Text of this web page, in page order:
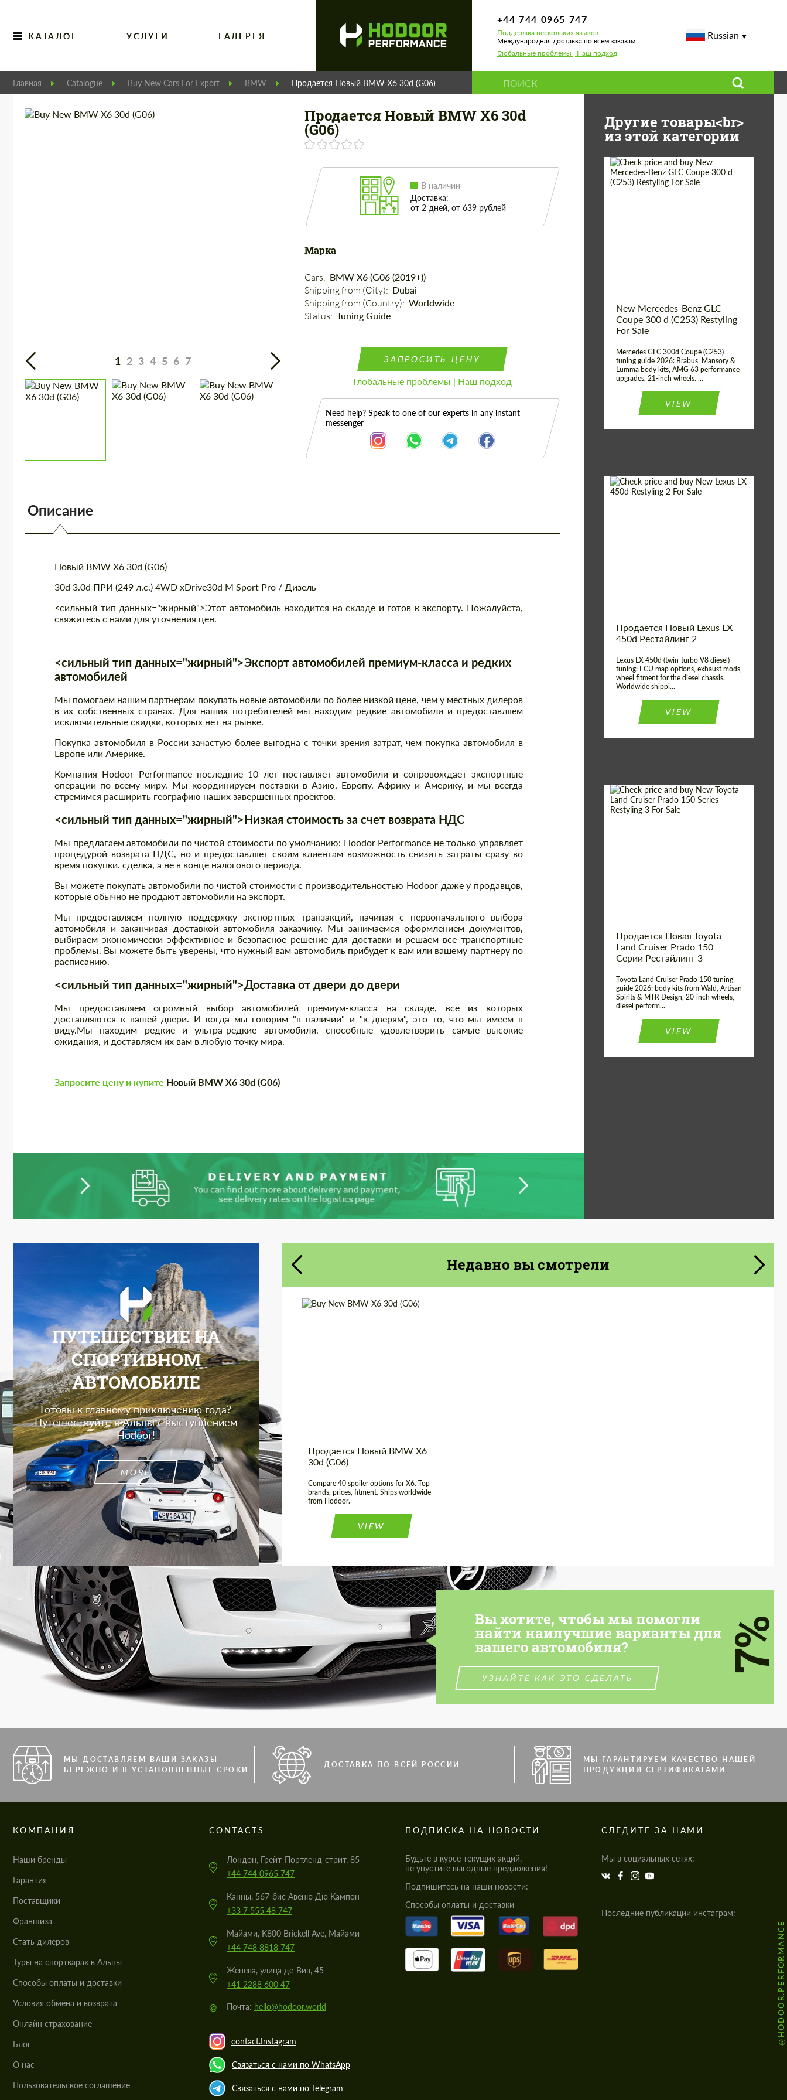
КАТАЛОГ УСЛУГИ ГАЛЕРЕЯ
+44 744 0965 747
Поддержка нескольких языков
Международная доставка по всем заказам
Глобальные проблемы | Наш подход
Russian
Главная Catalogue Buy New Cars For Export BMW Продается Новый BMW X6 30d (G06)
1 2 3 4 5 6 7
Продается Новый BMW X6 30d
(G06)
В наличии
Доставка:
от 2 дней, от 639 рублей
Марка
Cars: BMW X6 (G06 (2019+))
Shipping from (Сity): Dubai
Shipping from (Country): Worldwide
Status: Tuning Guide
ЗАПРОСИТЬ ЦЕНУ
Глобальные проблемы | Наш подход
Need help? Speak to one of our experts in any instant
messenger
Описание
Новый BMW X6 30d (G06)
30d 3.0d ПРИ (249 л.с.) 4WD xDrive30d M Sport Pro / Дизель
<сильный тип данных="жирный">Этот автомобиль находится на складе и готов к экспорту. Пожалуйста,
свяжитесь с нами для уточнения цен.
<сильный тип данных="жирный">Экспорт автомобилей премиум-класса и редких
автомобилей
Мы помогаем нашим партнерам покупать новые автомобили по более низкой цене, чем у местных дилеров
в их собственных странах. Для наших потребителей мы находим редкие автомобили и предоставляем
исключительные скидки, которых нет на рынке.
Покупка автомобиля в России зачастую более выгодна с точки зрения затрат, чем покупка автомобиля в
Европе или Америке.
Компания Hodoor Performance последние 10 лет поставляет автомобили и сопровождает экспортные
операции по всему миру. Мы координируем поставки в Азию, Европу, Африку и Америку, и мы всегда
стремимся расширить географию наших завершенных проектов.
<сильный тип данных="жирный">Низкая стоимость за счет возврата НДС
Мы предлагаем автомобили по чистой стоимости по умолчанию: Hoodor Performance не только управляет
процедурой возврата НДС, но и предоставляет своим клиентам возможность снизить затраты сразу во
время покупки. сделка, а не в конце налогового периода.
Вы можете покупать автомобили по чистой стоимости с производительностью Hodoor даже у продавцов,
которые обычно не продают автомобили на экспорт.
Мы предоставляем полную поддержку экспортных транзакций, начиная с первоначального выбора
автомобиля и заканчивая доставкой автомобиля заказчику. Мы занимаемся оформлением документов,
выбираем экономически эффективное и безопасное решение для доставки и решаем все транспортные
проблемы. Вы можете быть уверены, что нужный вам автомобиль прибудет к вам или вашему партнеру по
расписанию.
<сильный тип данных="жирный">Доставка от двери до двери
Мы предоставляем огромный выбор автомобилей премиум-класса на складе, все из которых
доставляются к вашей двери. И когда мы говорим "в наличии" и "к дверям", это то, что мы имеем в
виду.Мы находим редкие и ультра-редкие автомобили, способные удовлетворить самые высокие
ожидания, и доставляем их вам в любую точку мира.
Запросите цену и купите Новый BMW X6 30d (G06)
Другие товары<br>
из этой категории
New Mercedes-Benz GLC
Coupe 300 d (C253) Restyling
For Sale
Mercedes GLC 300d Coupé (C253)
tuning guide 2026: Brabus, Mansory &
Lumma body kits, AMG 63 performance
upgrades, 21-inch wheels. ...
VIEW
Продается Новый Lexus LX
450d Рестайлинг 2
Lexus LX 450d (twin-turbo V8 diesel)
tuning: ECU map options, exhaust mods,
wheel fitment for the diesel chassis.
Worldwide shippi...
VIEW
Продается Новая Toyota
Land Cruiser Prado 150
Серии Рестайлинг 3
Toyota Land Cruiser Prado 150 tuning
guide 2026: body kits from Wald, Artisan
Spirits & MTR Design, 20-inch wheels,
diesel perform...
VIEW
ПУТЕШЕСТВИЕ НА
СПОРТИВНОМ
АВТОМОБИЛЕ
Готовы к главному приключению года?
Путешествуйте в Альпы с выступлением
Hodoor!
MORE
Недавно вы смотрели
Продается Новый BMW X6
30d (G06)
Compare 40 spoiler options for X6. Top
brands, prices, fitment. Ships worldwide
from Hodoor.
VIEW
Вы хотите, чтобы мы помогли
найти наилучшие варианты для
вашего автомобиля?
УЗНАЙТЕ КАК ЭТО СДЕЛАТЬ
7%
МЫ ДОСТАВЛЯЕМ ВАШИ ЗАКАЗЫ
БЕРЕЖНО И В УСТАНОВЛЕННЫЕ СРОКИ
ДОСТАВКА ПО ВСЕЙ РОССИИ
МЫ ГАРАНТИРУЕМ КАЧЕСТВО НАШЕЙ
ПРОДУКЦИИ СЕРТИФИКАТАМИ
КОМПАНИЯ
Наши бренды
Гарантия
Поставщики
Франшиза
Стать дилеров
Туры на спорткарах в Альпы
Cпособы оплаты и доставки
Условия обмена и возврата
Онлайн страхование
Блог
О нас
Пользовательское соглашение
CONTACTS
Лондон, Грейт-Портленд-стрит, 85
+44 744 0965 747
Канны, 567-бис Авеню Дю Кампон
+33 7 555 48 747
Майами, K800 Brickell Ave, Майами
+44 748 8818 747
Женева, улица де-Вив, 45
+41 2288 600 47
@ Почта: hello@hodoor.world
contact.Instagram
Связаться с нами по WhatsApp
Связаться с нами по Telegram
ПОДПИСКА НА НОВОСТИ
Будьте в курсе текущих акций,
не упустите выгодные предложения!
Подпишитесь на наши новости:
Cпособы оплаты и доставки
СЛЕДИТЕ ЗА НАМИ
Мы в социальных сетях:
Последние публикации инстаграм:
@HODOOR.PERFORMANCE
Заказать обратный звонок
Please use this form to fill in some basic
information for your price request. We will
contact you within 1 business day with our
Cогласиться на обработку
СВЯЖИТЕСЬ СО МНОЙ
Мы говорим на вашем языке
Заказать обратный звонок
Please use this form to fill in some basic
information for your price request. We will
contact you within 1 business day with our
Cогласиться на обработку
СВЯЖИТЕСЬ СО МНОЙ